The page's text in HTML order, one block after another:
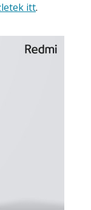
itt.